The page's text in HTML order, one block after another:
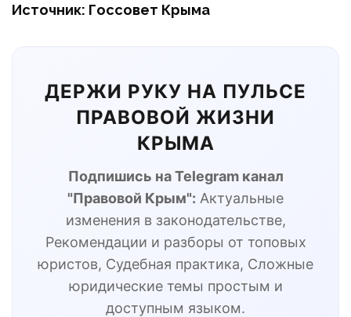
Источник: Госсовет Крыма
ДЕРЖИ РУКУ НА ПУЛЬСЕ
ПРАВОВОЙ ЖИЗНИ
КРЫМА
Подпишись на Telegram канал
"Правовой Крым": Актуальные
изменения в законодательстве,
Рекомендации и разборы от топовых
юристов, Судебная практика, Сложные
юридические темы простым и
доступным языком.